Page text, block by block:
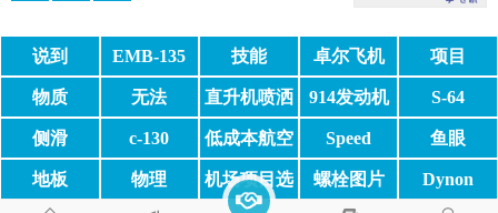
说到 EMB-135 技能 卓尔飞机
JA600
项目
物质 无法 直升机喷洒 914发动机 S-64
侧滑 c-130 低成本航空 Speed 鱼眼
地板 物理 机场项目选 螺栓图片 Dynon